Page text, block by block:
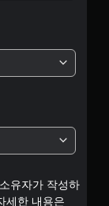
5
개
중
평
균
유자가 작성하
세한 내용은